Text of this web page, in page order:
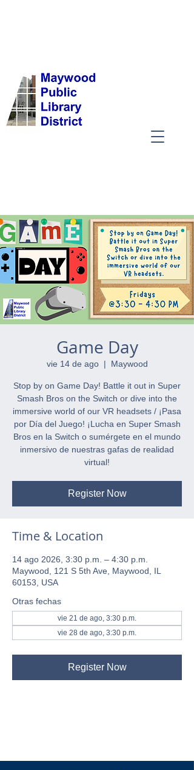
Game Day
vie 14 de ago
  |
Maywood
Stop by on Game Day! Battle it out in Super
Smash Bros on the Switch or dive into the
immersive world of our VR headsets / ¡Pasa
por Día del Juego! ¡Lucha en Super Smash
Bros en la Switch o sumérgete en el mundo
inmersivo de nuestras gafas de realidad
virtual!
Register Now
Time & Location
14 ago 2026, 3:30 p.m. – 4:30 p.m.
Maywood, 121 S 5th Ave, Maywood, IL
60153, USA
Otras fechas
vie 21 de ago, 3:30 p.m.
vie 28 de ago, 3:30 p.m.
Register Now